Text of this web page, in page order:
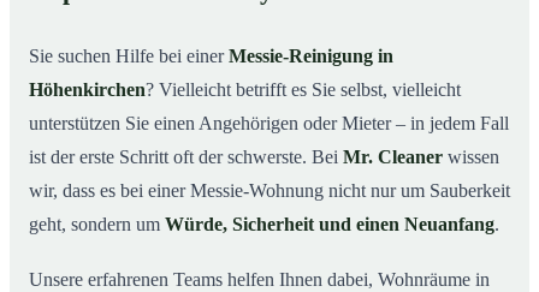
Warum professionelle Hilfe bei einer Messie-Wohnung
04Ablauf einer Messie-Reinigung
05Ihre Vorteile mit Mr. Cleaner in Höhenkirchen
06Messie-Hilfe in Höhenkirchen & Umgebung
Jetzt kostenlose Beratung zur Messie-Reinigung in
Sie suchen Hilfe bei einerMessie-Reinigung in
Höhenkirchen? Vielleicht betrifft es Sie selbst, vielleicht
unterstützen Sie einen Angehörigen oder Mieter – in jedem Fall
ist der erste Schritt oft der schwerste. Bei Mr. Cleaner wissen
wir, dass es bei einer Messie-Wohnung nicht nur um Sauberkeit
geht, sondern um Würde, Sicherheit und einen Neuanfang.
Unsere erfahrenen Teams helfen Ihnen dabei, Wohnräume in